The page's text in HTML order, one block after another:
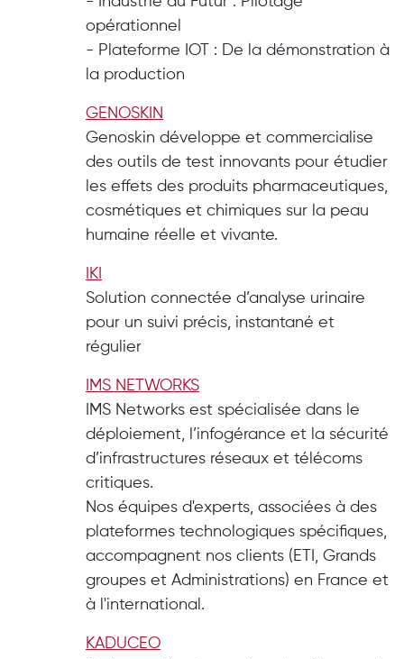
opérationnel
- Plateforme IOT : De la démonstration à
la production
GENOSKIN
Genoskin développe et commercialise
des outils de test innovants pour étudier
les effets des produits pharmaceutiques,
cosmétiques et chimiques sur la peau
humaine réelle et vivante.
IKI
Solution connectée d’analyse urinaire
pour un suivi précis, instantané et
régulier
IMS NETWORKS
IMS Networks est spécialisée dans le
déploiement, l’infogérance et la sécurité
d’infrastructures réseaux et télécoms
critiques.
Nos équipes d'experts, associées à des
plateformes technologiques spécifiques,
accompagnent nos clients (ETI, Grands
groupes et Administrations) en France et
à l'international.
KADUCEO